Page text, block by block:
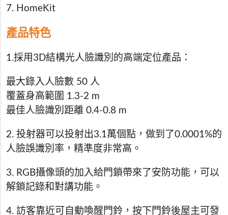
7. HomeKit
產品特色
1.採用3D結構光人臉識別的高端定位產品：
最大錄入人臉數 50 人
覆蓋身高範圍 1.3-2 m
最佳人臉識別距離 0.4-0.8 m
2. 投射器可以投射出3.1萬個點，做到了0.0001%的
人臉誤識別率，精準度非常高。
3. RGB攝像頭的加入給門鎖帶來了安防功能，可以
解鎖記錄和對講功能。
4. 訪客靠近可自動喚醒門鈴，按下門鈴後屋主可發